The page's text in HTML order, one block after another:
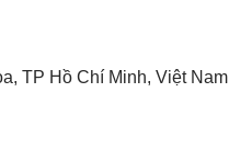
TP Hồ Chí Minh, Việt Nam